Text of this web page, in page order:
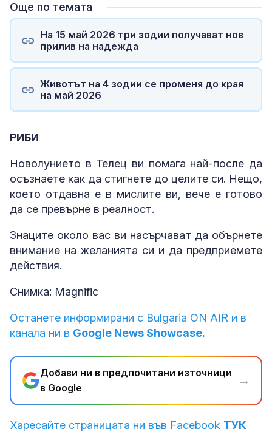
Още по темата
На 15 май 2026 три зодии получават нов
прилив на надежда
Животът на 4 зодии се променя до края
на май 2026
РИБИ
Новолунието в Телец ви помага най-после да
осъзнаете как да стигнете до целите си. Нещо,
което отдавна е в мислите ви, вече е готово
да се превърне в реалност.
Знаците около вас ви насърчават да обърнете
внимание на желанията си и да предприемете
действия.
Снимка: Magnific
Останете информирани с Bulgaria ON AIR и в
канала ни в Google News Showcase.
Добави ни в предпочитани източници
в Google
→
Харесайте страницата ни във Facebook ТУК